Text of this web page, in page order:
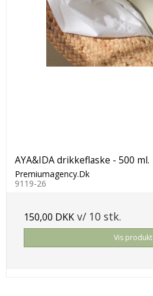
AYA&IDA drikkeflaske - 500 ml.
Premiumagency.Dk
9119-26
150,00 DKK v/ 10 stk.
Vis produkt